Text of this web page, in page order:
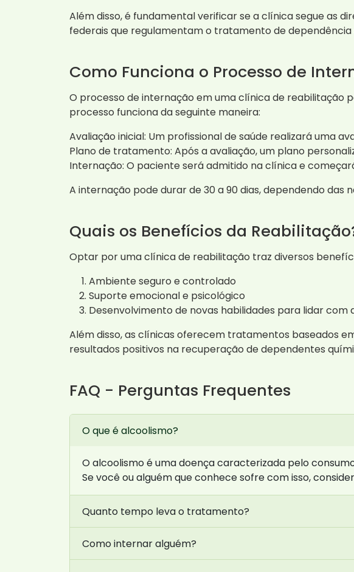
Além disso, é fundamental verificar se a clínica segue as
federais que regulamentam o tratamento de
Como Funciona o Processo de
O processo de internação em uma clínica de reabilitação
processo funciona da seguinte maneira:
Avaliação inicial: Um profissional de saúde realizará uma
Plano de tratamento: Após a avaliação, um plano
Internação: O paciente será admitido na clínica e
A internação pode durar de 30 a 90 dias, dependendo
Quais os Benefícios da
Optar por uma clínica de reabilitação traz diversos
Ambiente seguro e controlado
Suporte emocional e psicológico
Desenvolvimento de novas habilidades para lidar com
Além disso, as clínicas oferecem tratamentos baseados
resultados positivos na recuperação de dependentes
FAQ - Perguntas Frequentes
O que é alcoolismo?
O alcoolismo é uma doença caracterizada pelo
Se você ou alguém que conhece sofre com isso,
Quanto tempo leva o tratamento?
Como internar alguém?